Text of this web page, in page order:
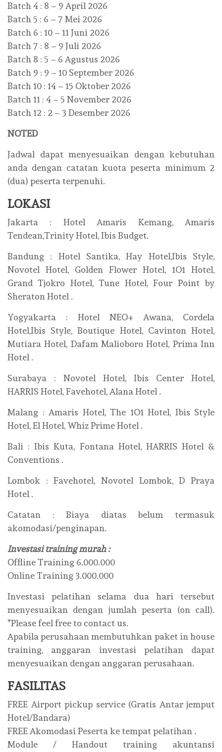
Batch 4 : 8 – 9 April 2026
Batch 5 : 6 – 7 Mei 2026
Batch 6 : 10 – 11 Juni 2026
Batch 7 : 8 – 9 Juli 2026
Batch 8 : 5 – 6 Agustus 2026
Batch 9 : 9 – 10 September 2026
Batch 10 : 14 – 15 Oktober 2026
Batch 11 : 4 – 5 November 2026
Batch 12 : 2 – 3 Desember 2026
NOTED
Jadwal dapat menyesuaikan dengan kebutuhan
anda dengan catatan kuota peserta minimum 2
(dua) peserta terpenuhi.
LOKASI
Jakarta : Hotel Amaris Kemang, Amaris
Tendean,Trinity Hotel, Ibis Budget.
Bandung : Hotel Santika, Hay Hotel,Ibis Style,
Novotel Hotel, Golden Flower Hotel, 1O1 Hotel,
Grand Tjokro Hotel, Tune Hotel, Four Point by
Sheraton Hotel .
Yogyakarta : Hotel NEO+ Awana, Cordela
Hotel,Ibis Style, Boutique Hotel, Cavinton Hotel,
Mutiara Hotel, Dafam Malioboro Hotel, Prima Inn
Hotel .
Surabaya : Novotel Hotel, Ibis Center Hotel,
HARRIS Hotel, Favehotel, Alana Hotel .
Malang : Amaris Hotel, The 1O1 Hotel, Ibis Style
Hotel, El Hotel, Whiz Prime Hotel .
Bali : Ibis Kuta, Fontana Hotel, HARRIS Hotel &
Conventions .
Lombok : Favehotel, Novotel Lombok, D Praya
Hotel .
Catatan : Biaya diatas belum termasuk
akomodasi/penginapan.
Investasi training murah :
Offline Training 6.000.000
Online Training 3.000.000
Investasi pelatihan selama dua hari tersebut
menyesuaikan dengan jumlah peserta (on call).
*Please feel free to contact us.
Apabila perusahaan membutuhkan paket in house
training, anggaran investasi pelatihan dapat
menyesuaikan dengan anggaran perusahaan.
FASILITAS
FREE Airport pickup service (Gratis Antar jemput
Hotel/Bandara)
FREE Akomodasi Peserta ke tempat pelatihan .
Module / Handout training akuntansi